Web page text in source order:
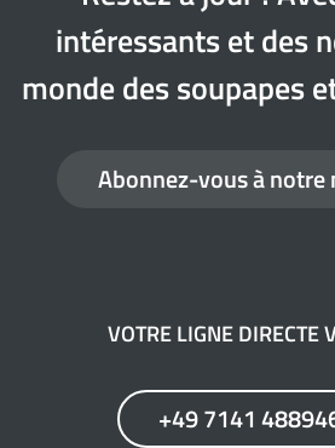
intéressants et des
monde des soupapes
Abonnez-vous à notre
VOTRE LIGNE DIRECTE
+49 7141